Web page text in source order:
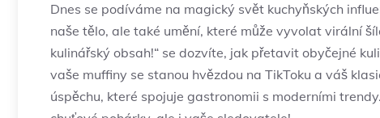
Dnes se podíváme na magický svět kuchyňských
naše tělo, ale také umění, které může vyvolat virální
kulinářský obsah!“ se dozvíte, jak přetavit obyčejné
vaše muffiny se stanou hvězdou na TikToku a váš
úspěchu, které spojuje gastronomii s moderními